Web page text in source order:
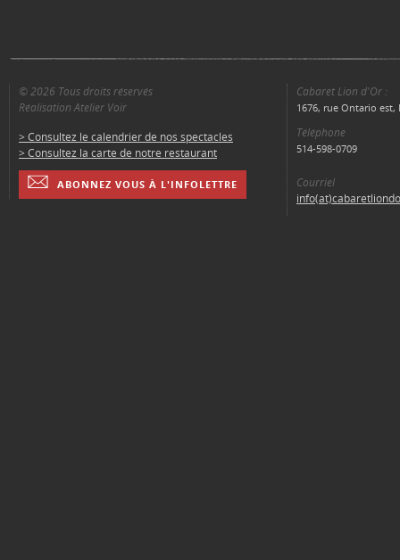
© 2026 Tous droits réservés
Réalisation Atelier Voir
> Consultez le calendrier de nos spectacles
> Consultez la carte de notre restaurant
ABONNEZ VOUS À L'INFOLETTRE
Cabaret Lion d'Or :
1676, rue Ontario est,
Téléphone
514-598-0709
Courriel